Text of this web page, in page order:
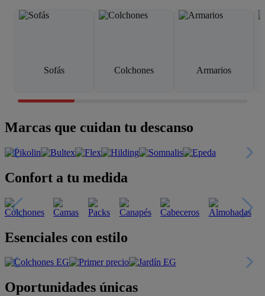
Sofás Colchones Armarios
Marcas que cuidan tu descanso
Confort a tu medida
Esenciales con estilo
Oportunidades únicas